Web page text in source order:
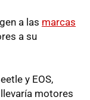
a las marcas
a su
y EOS,
motores